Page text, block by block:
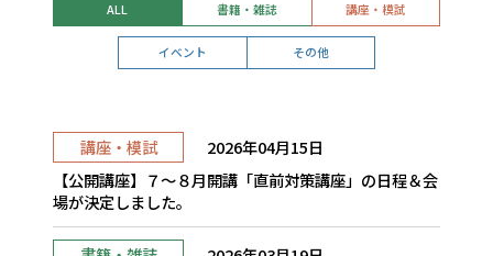
ALL 書籍・雑誌 講座・模試
イベント その他
2026年04月15日
講座・模試
【公開講座】７～８月開講「直前対策講座」の日程＆会
場が決定しました。